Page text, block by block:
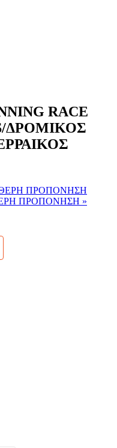
RACE
ΔΡΟΜΙΚΟΣ
ΠΡΟΠΟΝΗΣΗ
ΠΡΟΠΟΝΗΣΗ »